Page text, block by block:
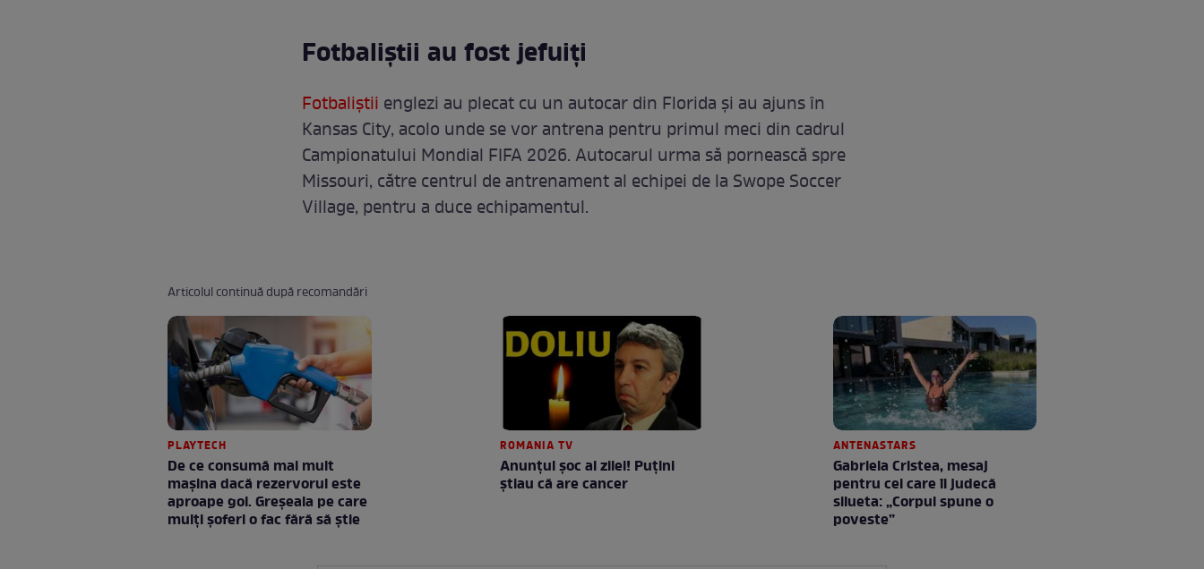
Fotbaliștii au fost jefuiți
Fotbaliștii englezi au plecat cu un autocar din Florida și au ajuns în
Kansas City, acolo unde se vor antrena pentru primul meci din cadrul
Campionatului Mondial FIFA 2026. Autocarul urma să pornească spre
Missouri, către centrul de antrenament al echipei de la Swope Soccer
Village, pentru a duce echipamentul.
Articolul continuă după recomandări
PLAYTECH
De ce consumă mai mult
mașina dacă rezervorul este
aproape gol. Greșeala pe care
mulți șoferi o fac fără să știe
ROMANIA TV
Anunţul şoc al zilei! Puţini
ştiau că are cancer
ANTENASTARS
Gabriela Cristea, mesaj
pentru cei care îi judecă
silueta: „Corpul spune o
poveste”